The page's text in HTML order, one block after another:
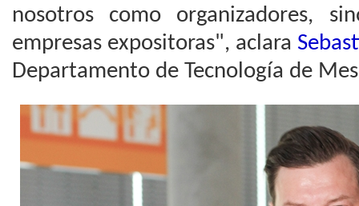
nosotros como organizadores,
empresas expositoras", aclara
Departamento de Tecnología de